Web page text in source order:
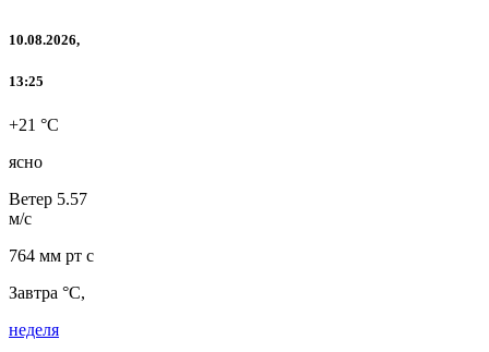
10.08.2026,
13:25
+21 °C
ясно
Ветер 5.57
м/с
764 мм рт с
Завтра °C,
неделя